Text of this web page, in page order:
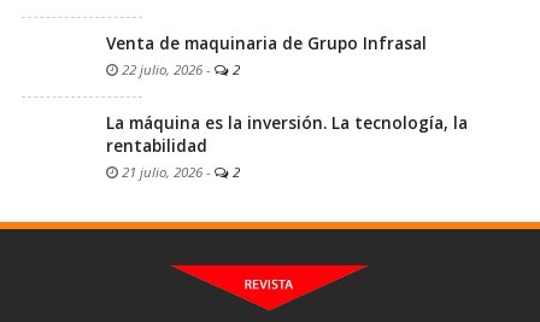
Venta de maquinaria de Grupo Infrasal
22 julio, 2026 - 2
La máquina es la inversión. La tecnología, la
rentabilidad
21 julio, 2026 - 2